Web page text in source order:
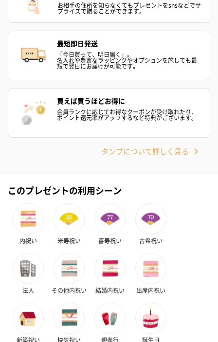
お相手の住所を知らなくてもプレゼントをsnsなどでサ
プライズで贈ることができます。
最短即日発送
「今日買って、明日届く」。
名入れや豊富なラッピングやオプションを施しても最
短で翌日にお届けが可能です。
買えば買うほどお得に
会員ランクに応じてお得なクーポンが受け取れたり、
ポイント還元率がアップするなど特典がございます。
タンプについて詳しく見る
このプレゼントの利用シーン
内祝い 米寿祝い 喜寿祝い 古希祝い
法人 その他内祝い 結婚内祝い 出産内祝い
新築祝い 快気祝い 親孝行 誕生日